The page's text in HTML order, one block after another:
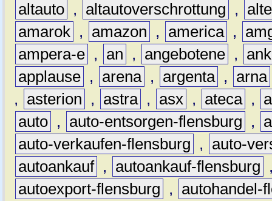
altauto , altautoverschrottung ,
amarok , amazon , america ,
ampera-e , an , angebotene ,
applause , arena , argenta , arna
,
asterion , astra , asx , ateca ,
auto , auto-entsorgen-flensburg ,
auto-verkaufen-flensburg
,
auto-
autoankauf , autoankauf-flensburg
autoexport-flensburg
,
autohandel-